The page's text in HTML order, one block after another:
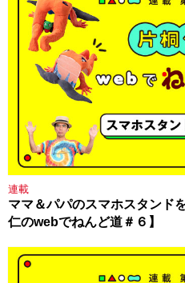
連載
ママ＆パパのスマホスタンド
仁のwebでねんど道＃６】